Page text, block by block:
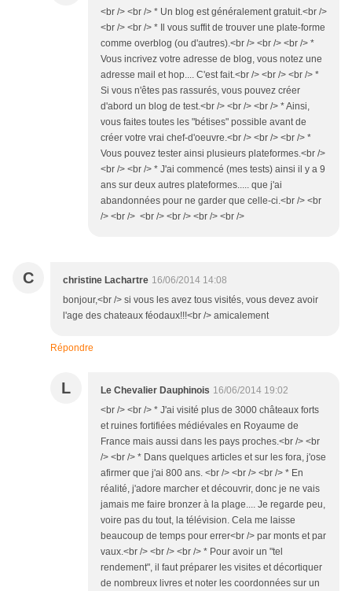
<br /> <br /> * Un blog est généralement gratuit.<br />
<br /> <br /> * Il vous suffit de trouver une plate-forme
comme overblog (ou d'autres).<br /> <br /> <br /> *
Vous incrivez votre adresse de blog, vous notez une
adresse mail et hop.... C'est fait.<br /> <br /> <br /> *
Si vous n'êtes pas rassurés, vous pouvez créer
d'abord un blog de test.<br /> <br /> <br /> * Ainsi,
vous faites toutes les "bétises" possible avant de
créer votre vrai chef-d'oeuvre.<br /> <br /> <br /> *
Vous pouvez tester ainsi plusieurs plateformes.<br />
<br /> <br /> * J'ai commencé (mes tests) ainsi il y a 9
ans sur deux autres plateformes..... que j'ai
abandonnées pour ne garder que celle-ci.<br /> <br
/> <br /> <br /> <br /> <br /> <br />
C christine Lachartre 16/06/2014 14:08
bonjour,<br /> si vous les avez tous visités, vous devez avoir
l'age des chateaux féodaux!!!<br /> amicalement
Répondre
L Le Chevalier Dauphinois 16/06/2014 19:02
<br /> <br /> * J'ai visité plus de 3000 châteaux forts
et ruines fortifiées médiévales en Royaume de
France mais aussi dans les pays proches.<br /> <br
/> <br /> * Dans quelques articles et sur les fora, j'ose
afirmer que j'ai 800 ans. <br /> <br /> <br /> * En
réalité, j'adore marcher et découvrir, donc je ne vais
jamais me faire bronzer à la plage.... Je regarde peu,
voire pas du tout, la télévision. Cela me laisse
beaucoup de temps pour errer<br /> par monts et par
vaux.<br /> <br /> <br /> * Pour avoir un "tel
rendement", il faut préparer les visites et décortiquer
de nombreux livres et noter les coordonnées sur un